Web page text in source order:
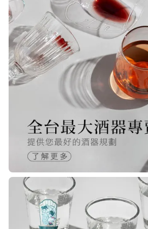
S***
20/Nov/2025 10:10 am
很快就收到商品了，
快，下單後很快就出
完整，價錢也相當的
R***
21/Nov/2025 05:25 pm
已經回購無數次，賣